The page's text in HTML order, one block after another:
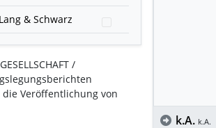
Lang & Schwarz
/
die Veröffentlichung von
k.A. k.A.